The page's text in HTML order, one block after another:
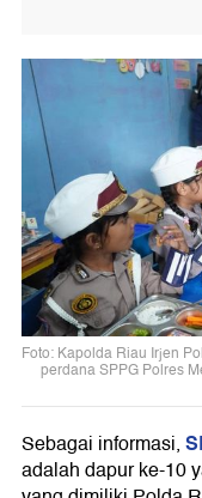
Foto: Kapolda Riau Irjen
perdana SPPG Polres
Sebagai informasi,
adalah dapur ke-10